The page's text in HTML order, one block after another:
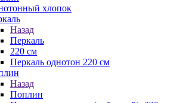
хлопок
Назад
Перкаль
220 см
Перкаль однотон 220 см
Назад
Поплин